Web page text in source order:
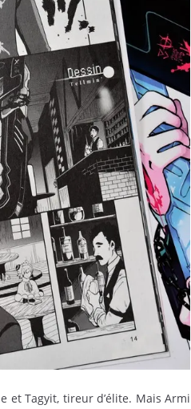
et Tagyit, tireur d’élite. Mais Armi